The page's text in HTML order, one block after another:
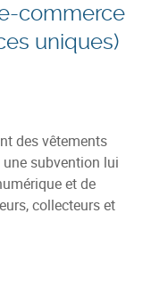
commerce
uniques)
des vêtements
subvention lui
et de
collecteurs et